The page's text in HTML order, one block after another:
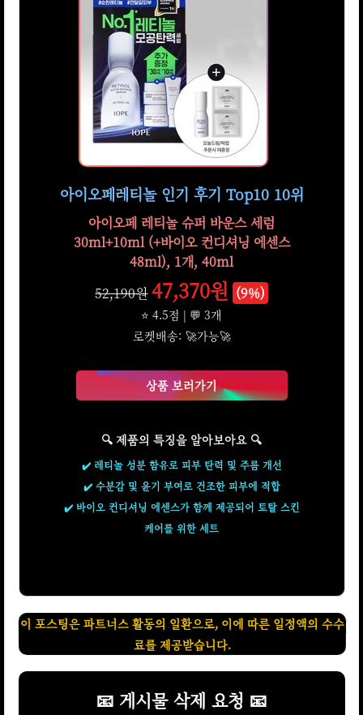
아이오페레티놀 인기 후기 Top10 10위
아이오페 레티놀 슈퍼 바운스 세럼
30ml+10ml (+바이오 컨디셔닝 에센스
48ml), 1개, 40ml
52,190원 47,370원 (9%)
⭐ 4.5점 | 💬 3개
로켓배송: 🚀가능🚀
상품 보러가기
🔍 제품의 특징을 알아보아요 🔍
✔️ 레티놀 성분 함유로 피부 탄력 및 주름 개선
✔️ 수분감 및 윤기 부여로 건조한 피부에 적합
✔️ 바이오 컨디셔닝 에센스가 함께 제공되어 토탈 스킨
케어를 위한 세트
이 포스팅은 파트너스 활동의 일환으로, 이에 따른 일정액의 수수
료를 제공받습니다.
📧 게시물 삭제 요청 📧